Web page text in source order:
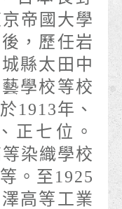
帝國大學
，歷任岩
縣太田中
學校等校
1913年、
正七位。
染織學校
。至1925
高等工業